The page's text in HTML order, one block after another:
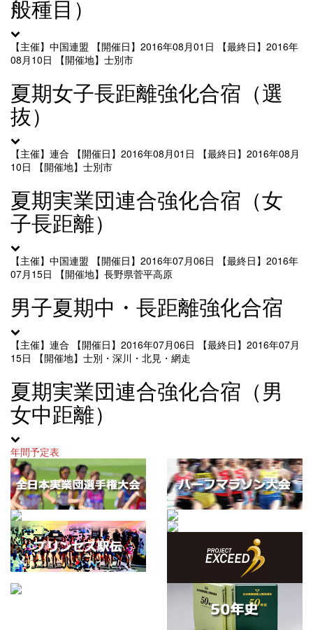
般種目）
【主催】中国連盟 【開催日】2016年08月01日
【最終日】2016年
08月10日
【開催地】士別市
夏期女子長距離強化合宿（選
抜）
【主催】連合 【開催日】2016年08月01日
【最終日】2016年08月
10日
【開催地】士別市
夏期実業団連合強化合宿（女
子長距離）
【主催】中国連盟 【開催日】2016年07月06日
【最終日】2016年
07月15日
【開催地】長野県菅平高原
男子夏期中・長距離強化合宿
【主催】連合 【開催日】2016年07月06日
【最終日】2016年07月
15日
【開催地】士別・深川・北見・網走
夏期実業団連合強化合宿（男
女中距離）
年間予定表